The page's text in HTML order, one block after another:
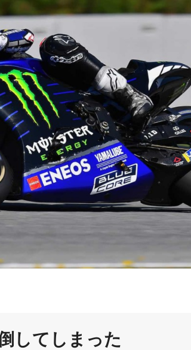
ニ
ュ
ー
ス
してしまった